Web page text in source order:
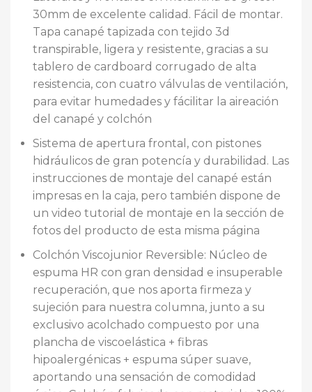
30mm de excelente calidad. Fácil de montar.
Tapa canapé tapizada con tejido 3d
transpirable, ligera y resistente, gracias a su
tablero de cardboard corrugado de alta
resistencia, con cuatro válvulas de ventilación,
para evitar humedades y fácilitar la aireación
del canapé y colchón
Sistema de apertura frontal, con pistones
hidráulicos de gran potencía y durabilidad. Las
instrucciones de montaje del canapé están
impresas en la caja, pero también dispone de
un video tutorial de montaje en la sección de
fotos del producto de esta misma página
Colchón Viscojunior Reversible: Núcleo de
espuma HR con gran densidad e insuperable
recuperación, que nos aporta firmeza y
sujeción para nuestra columna, junto a su
exclusivo acolchado compuesto por una
plancha de viscoelástica + fibras
hipoalergénicas + espuma súper suave,
aportando una sensación de comodidad